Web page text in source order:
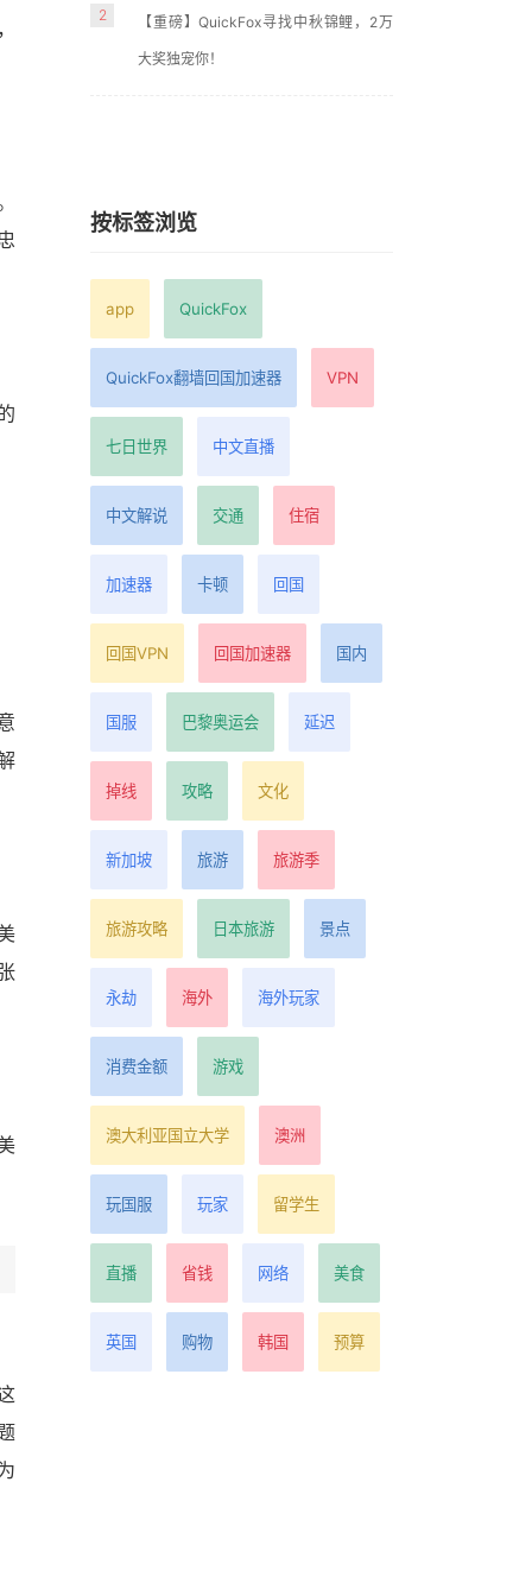
2 【重磅】QuickFox寻找中秋锦鲤，2万
大奖独宠你！
按标签浏览
app QuickFox
QuickFox翻墙回国加速器 VPN
七日世界 中文直播
中文解说 交通 住宿
加速器 卡顿 回国
回国VPN 回国加速器 国内
国服 巴黎奥运会 延迟
掉线 攻略 文化
新加坡 旅游 旅游季
旅游攻略 日本旅游 景点
永劫 海外 海外玩家
消费金额 游戏
澳大利亚国立大学 澳洲
玩国服 玩家 留学生
直播 省钱 网络 美食
英国 购物 韩国 预算